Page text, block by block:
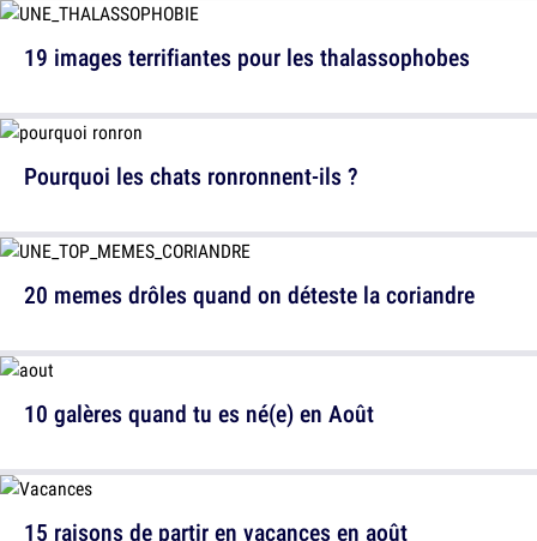
Pourquoi les chats ronronnent-ils ?
10 galères quand tu es né(e) en Août
19 images terrifiantes pour les thalassophobes
20 memes drôles quand on déteste la coriandre
15 raisons de partir en vacances en août